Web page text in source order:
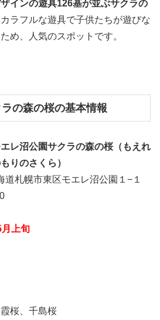
ザインの遊具126基が並ぶサクラの
ラフルな遊具で子供たちが遊びな
め、人気のスポットです。
の森の桜の基本情報
レ沼公園サクラの森の桜（もえれ
りのさくら）
札幌市東区モエレ沼公園１−１
上旬
桜、千島桜